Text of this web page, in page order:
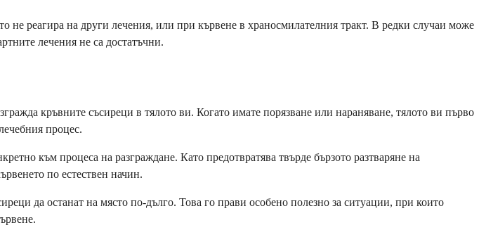
не реагира на други лечения, или при кървене в храносмилателния тракт. В редки случаи може
лечения не са достатъчни.
кръвните съсиреци в тялото ви. Когато имате порязване или нараняване, тялото ви първо
процес.
към процеса на разграждане. Като предотвратява твърде бързото разтваряне на
по естествен начин.
да останат на място по-дълго. Това го прави особено полезно за ситуации, при които